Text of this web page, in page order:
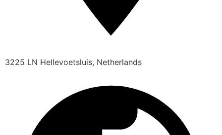
3225 LN Hellevoetsluis, Netherlands